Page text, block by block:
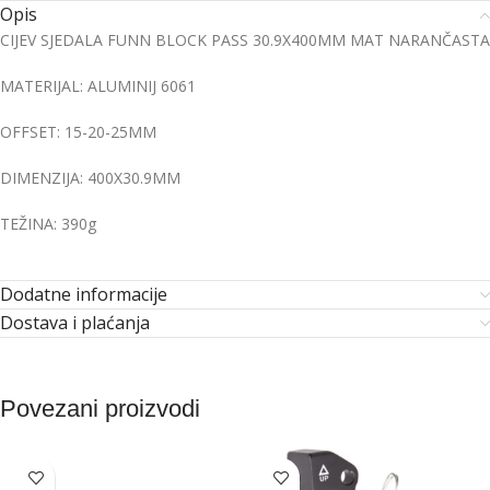
Opis
CIJEV SJEDALA FUNN BLOCK PASS 30.9X400MM MAT NARANČASTA
MATERIJAL: ALUMINIJ 6061
OFFSET: 15-20-25MM
DIMENZIJA: 400X30.9MM
TEŽINA: 390g
Dodatne informacije
Dostava i plaćanja
Povezani proizvodi